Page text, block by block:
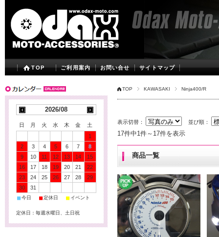
TOP ご利用案内 お問い合せ サイトマップ
TOP KAWASAKI Ninja400/R
表示切替： 並び順：
17件中1件～17件を表示
商品一覧
2026/08
日 月 火 水 木 金
土
1
2
3 4 5 6 7
8
9
10 11 12 13 14
15
16
17 18 19 20 21
22
23
24 25 26 27 28
29
30
31
■今日 ■定休日 ■ イベント
定休日：毎週水曜日、土日祝